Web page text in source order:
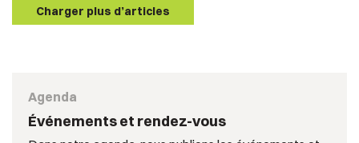
Charger plus d’articles
Agenda
Événements et rendez-vous